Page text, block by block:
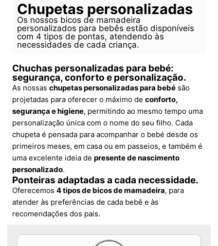
Chupetas personalizadas
Os nossos bicos de mamadeira
personalizados para bebês estão disponíveis
com 4 tipos de pontas, atendendo às
necessidades de cada criança.
Chuchas personalizadas para bebé:
segurança, conforto e personalização.
As nossas chupetas personalizadas para bebé são
projetadas para oferecer o máximo de conforto,
segurança e higiene, permitindo ao mesmo tempo uma
personalização única com o nome do seu filho. Cada
chupeta é pensada para acompanhar o bebé desde os
primeiros meses, em casa ou em passeios, e também é
uma excelente ideia de presente de nascimento
personalizado.
Ponteiras adaptadas a cada necessidade.
Oferecemos 4 tipos de bicos de mamadeira, para
atender às preferências de cada bebê e às
recomendações dos pais.